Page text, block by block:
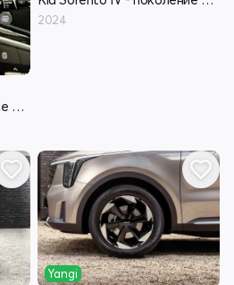
Kia Sorento IV - поколение рестайлинг
2024
Yangi